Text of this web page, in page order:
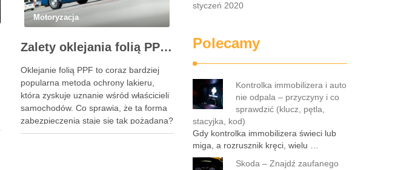
Motoryzacja
Zalety oklejania folią PPF – dlaczego warto zainwestować w ochronę lakieru?
Oklejanie folią PPF to coraz bardziej
popularna metoda ochrony lakieru,
która zyskuje uznanie wśród właścicieli
samochodów. Co sprawia, że ta forma
zabezpieczenia staje się tak pożądana?
Folia PPF nie tylko chroni lakier przed
styczeń 2020
Polecamy
Kontrolka immobilizera i auto
nie odpala – przyczyny i co
sprawdzić (klucz, pętla,
stacyjka, kod)
Gdy kontrolka immobilizera świeci lub
miga, a rozrusznik kręci, wielu …
Skoda – Znajdź zaufanego